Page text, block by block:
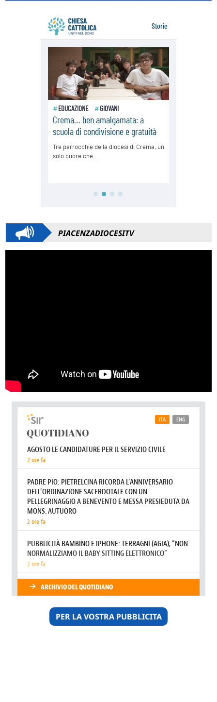
PIACENZADIOCESITV
PER LA VOSTRA PUBBLICITA